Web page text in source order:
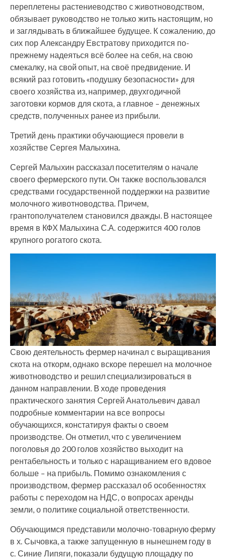
переплетены растениеводство с животноводством,
обязывает руководство не только жить настоящим, но
и заглядывать в ближайшее будущее. К сожалению, до
сих пор Александру Евстратову приходится по-
прежнему надеяться всё более на себя, на свою
смекалку, на свой опыт, на своё предвидение. И
всякий раз готовить «подушку безопасности» для
своего хозяйства из, например, двухгодичной
заготовки кормов для скота, а главное – денежных
средств, полученных ранее из прибыли.
Третий день практики обучающиеся провели в
хозяйстве Сергея Малыхина.
Сергей Малыхин рассказал посетителям о начале
своего фермерского пути. Он также воспользовался
средствами государственной поддержки на развитие
молочного животноводства. Причем,
грантополучателем становился дважды. В настоящее
время в КФХ Малыхина С.А. содержится 400 голов
крупного рогатого скота.
Свою деятельность фермер начинал с выращивания
скота на откорм, однако вскоре перешел на молочное
животноводство и решил специализироваться в
данном направлении. В ходе проведения
практического занятия Сергей Анатольевич давал
подробные комментарии на все вопросы
обучающихся, констатируя факты о своем
производстве. Он отметил, что с увеличением
поголовья до 200 голов хозяйство выходит на
рентабельность и только с наращиванием его вдовое
больше – на прибыль. Помимо ознакомления с
производством, фермер рассказал об особенностях
работы с переходом на НДС, о вопросах аренды
земли, о политике социальной ответственности.
Обучающимся представили молочно-товарную ферму
в х. Сычовка, а также запущенную в нынешнем году в
с. Синие Липяги, показали будущую площадку по